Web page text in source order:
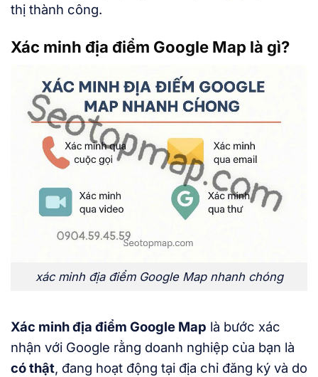
thị thành công.
Xác minh địa điểm Google Map là gì?
xác minh địa điểm Google Map nhanh chóng
Xác minh địa điểm Google Map là bước xác
nhận với Google rằng doanh nghiệp của bạn là
có thật, đang hoạt động tại địa chỉ đăng ký và do